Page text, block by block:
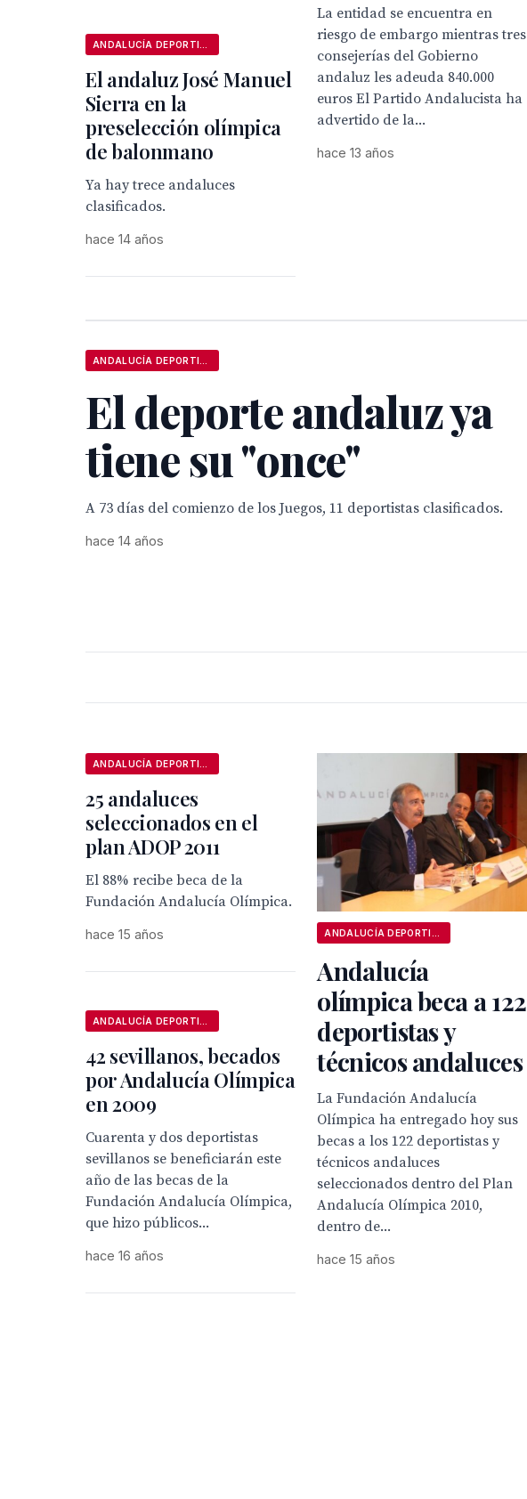
La entidad se encuentra en
riesgo de embargo mientras tres
consejerías del Gobierno
andaluz les adeuda 840.000
euros El Partido Andalucista ha
advertido de la...
hace 13 años
El andaluz José Manuel
Sierra en la
preselección olímpica
de balonmano
Ya hay trece andaluces
clasificados.
hace 14 años
El deporte andaluz ya
tiene su "once"
A 73 días del comienzo de los Juegos, 11 deportistas clasificados.
hace 14 años
25 andaluces
seleccionados en el
plan ADOP 2011
El 88% recibe beca de la
Fundación Andalucía Olímpica.
hace 15 años
Andalucía
olímpica beca a 122
deportistas y
técnicos andaluces
La Fundación Andalucía
Olímpica ha entregado hoy sus
becas a los 122 deportistas y
técnicos andaluces
seleccionados dentro del Plan
Andalucía Olímpica 2010,
dentro de...
hace 15 años
42 sevillanos, becados
por Andalucía Olímpica
en 2009
Cuarenta y dos deportistas
sevillanos se beneficiarán este
año de las becas de la
Fundación Andalucía Olímpica,
que hizo públicos...
hace 16 años